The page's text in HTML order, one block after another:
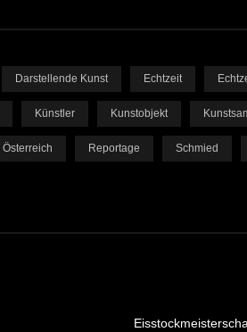
Darstellende Kunst Echtzeit
Künstler Kunstobjekt
Österreich Reportage Schmied